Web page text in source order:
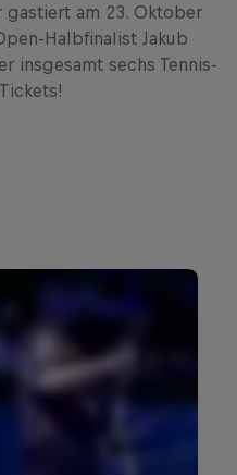
gastiert am 23. Oktober
Halbfinalist Jakub
insgesamt sechs Tennis-